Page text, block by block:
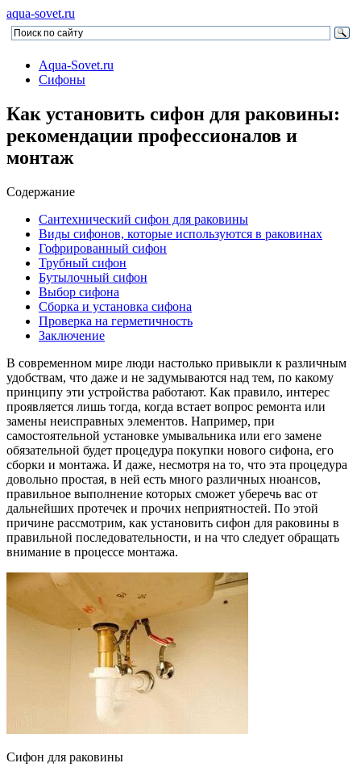
aqua-sovet.ru
Aqua-Sovet.ru
Сифоны
Как установить сифон для раковины:
рекомендации профессионалов и
монтаж
Содержание
Сантехнический сифон для раковины
Виды сифонов, которые используются в раковинах
Гофрированный сифон
Трубный сифон
Бутылочный сифон
Выбор сифона
Сборка и установка сифона
Проверка на герметичность
Заключение
В современном мире люди настолько привыкли к различным
удобствам, что даже и не задумываются над тем, по какому
принципу эти устройства работают. Как правило, интерес
проявляется лишь тогда, когда встает вопрос ремонта или
замены неисправных элементов. Например, при
самостоятельной установке умывальника или его замене
обязательной будет процедура покупки нового сифона, его
сборки и монтажа. И даже, несмотря на то, что эта процедура
довольно простая, в ней есть много различных нюансов,
правильное выполнение которых сможет уберечь вас от
дальнейших протечек и прочих неприятностей. По этой
причине рассмотрим, как установить сифон для раковины в
правильной последовательности, и на что следует обращать
внимание в процессе монтажа.
Сифон для раковины